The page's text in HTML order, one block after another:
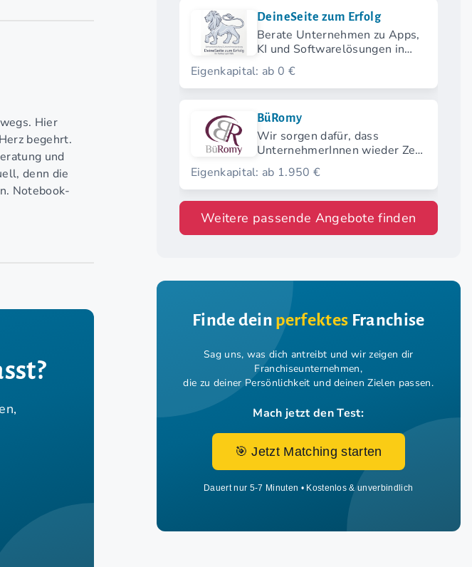
Hier
begehrt.
und
denn die
Notebook-
DeineSeite zum Erfolg
Berate Unternehmen zu Apps,
KI und Softwarelösungen in
deiner Region
Eigenkapital: ab 0 €
BüRomy
Wir sorgen dafür, dass
UnternehmerInnen wieder Zeit
für ihr Kerngeschäft haben
Eigenkapital: ab 1.950 €
Weitere passende Angebote finden
Finde dein perfektes Franchise
Sag uns, was dich antreibt und wir zeigen dir
Franchiseunternehmen,
die zu deiner Persönlichkeit und deinen Zielen passen.
Mach jetzt den Test:
🎯 Jetzt Matching starten
Dauert nur 5-7 Minuten • Kostenlos & unverbindlich